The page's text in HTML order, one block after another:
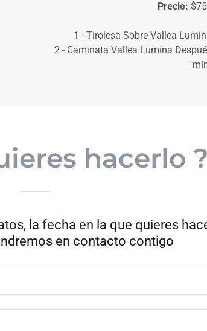
Precio:
1 - Tirolesa Sobre Vallea
2 - Caminata Vallea Lumina
hacerlo ?
la fecha en la que quieres
en contacto contigo